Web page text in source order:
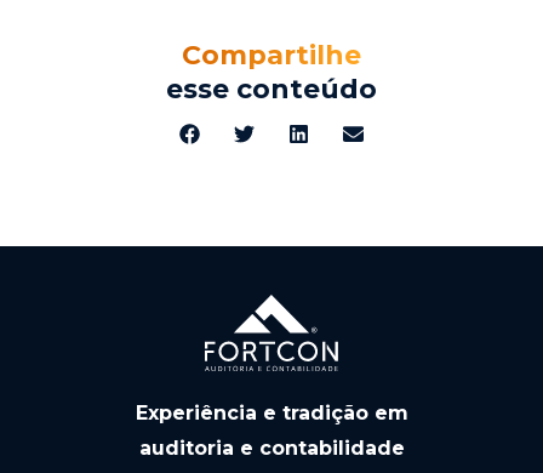
Compartilhe
esse conteúdo
Experiência e tradição em
auditoria e contabilidade